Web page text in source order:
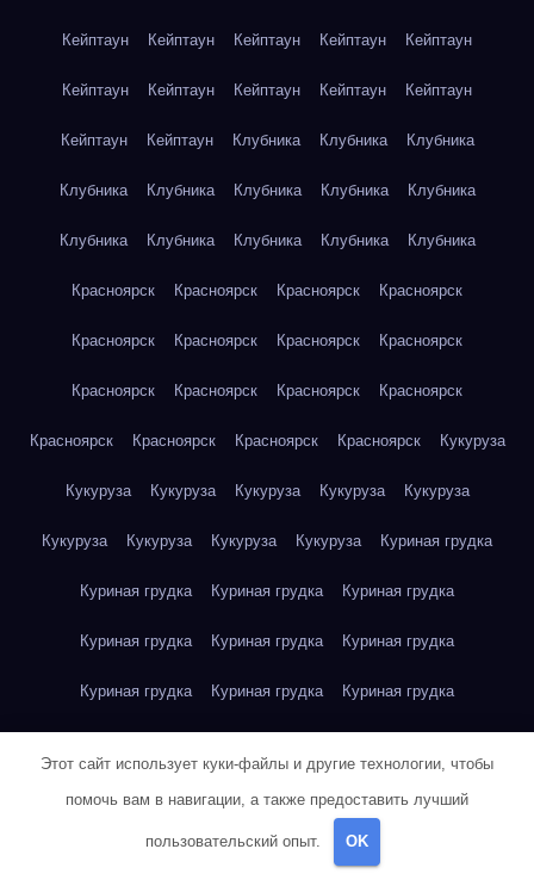
Кейптаун Кейптаун Кейптаун Кейптаун Кейптаун
Кейптаун Кейптаун Кейптаун Кейптаун Кейптаун
Кейптаун Кейптаун Клубника Клубника Клубника
Клубника Клубника Клубника Клубника Клубника
Клубника Клубника Клубника Клубника Клубника
Красноярск Красноярск Красноярск Красноярск
Красноярск Красноярск Красноярск Красноярск
Красноярск Красноярск Красноярск Красноярск
Красноярск Красноярск Красноярск Красноярск Кукуруза
Кукуруза Кукуруза Кукуруза Кукуруза Кукуруза
Кукуруза Кукуруза Кукуруза Кукуруза Куриная грудка
Куриная грудка Куриная грудка Куриная грудка
Куриная грудка Куриная грудка Куриная грудка
Куриная грудка Куриная грудка Куриная грудка
Куриное яйцо
Куриное яйцо Куриное яйцо Куриное яйцо
Этот сайт использует куки-файлы и другие технологии, чтобы
помочь вам в навигации, а также предоставить лучший
пользовательский опыт. OK